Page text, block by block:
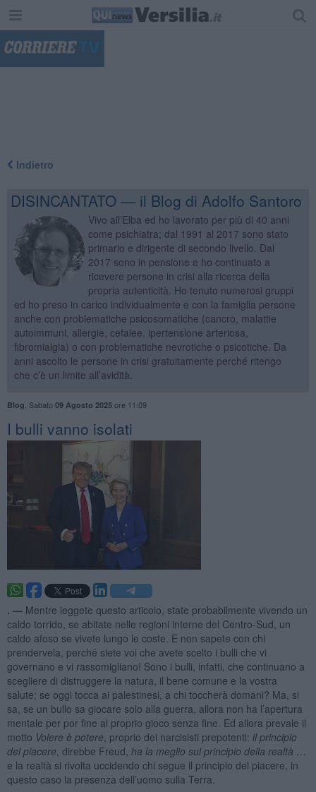
Indietro
DISINCANTATO — il Blog di Adolfo Santoro
Vivo all’Elba ed ho lavorato per più di 40 anni
come psichiatra; dal 1991 al 2017 sono stato
primario e dirigente di secondo livello. Dal
2017 sono in pensione e ho continuato a
ricevere persone in crisi alla ricerca della
propria autenticità. Ho tenuto numerosi gruppi
ed ho preso in carico individualmente e con la famiglia persone
anche con problematiche psicosomatiche (cancro, malattie
autoimmuni, allergie, cefalee, ipertensione arteriosa,
fibromialgia) o con problematiche nevrotiche o psicotiche. Da
anni ascolto le persone in crisi gratuitamente perché ritengo
che c’è un limite all’avidità.
Blog Sabato 09 Agosto 2025ore 11:09
​I bulli vanno isolati
. — Mentre leggete questo articolo, state probabilmente vivendo un
caldo torrido, se abitate nelle regioni interne del Centro-Sud, un
caldo afoso se vivete lungo le coste. E non sapete con chi
prendervela, perché siete voi che avete scelto i bulli che vi
governano e vi rassomigliano! Sono i bulli, infatti, che continuano a
scegliere di distruggere la natura, il bene comune e la vostra
salute; se oggi tocca ai palestinesi, a chi toccherà domani? Ma, si
sa, se un bullo sa giocare solo alla guerra, allora non ha l’apertura
mentale per por fine al proprio gioco senza fine. Ed allora prevale il
motto Volere è potere , proprio dei narcisisti prepotenti: il principio
del piacere , direbbe Freud, ha la meglio sul principio della realtà
e la realtà si rivolta uccidendo chi segue il principio del piacere, in
questo caso la presenza dell’uomo sulla Terra.